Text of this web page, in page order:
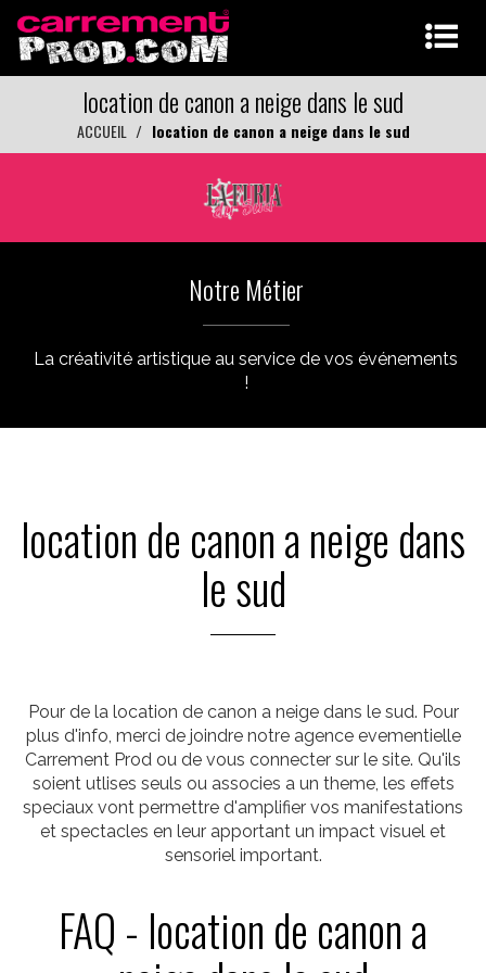
location de canon a neige dans le sud
ACCUEIL location de canon a neige dans le sud
Notre Métier
La créativité artistique au service de vos événements
!
location de canon a neige dans
le sud
Pour de la location de canon a neige dans le sud. Pour
plus d'info, merci de joindre notre agence evementielle
Carrement Prod ou de vous connecter sur le site. Qu'ils
soient utlises seuls ou associes a un theme, les effets
speciaux vont permettre d'amplifier vos manifestations
et spectacles en leur apportant un impact visuel et
sensoriel important.
FAQ - location de canon a